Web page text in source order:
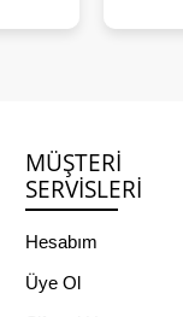
MÜŞTERI
SERVISLERI
Hesabım
Üye Ol